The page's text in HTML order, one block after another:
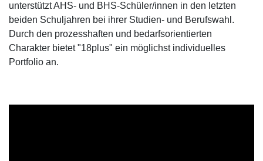
unterstützt AHS- und BHS-Schüler/innen in den letzten
beiden Schuljahren bei ihrer Studien- und Berufswahl.
Durch den prozesshaften und bedarfsorientierten
Charakter bietet "18plus" ein möglichst individuelles
Portfolio an.